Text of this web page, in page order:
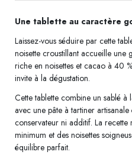
Une tablette au caractère
Laissez-vous séduire par cette
noisette croustillant accueille une
riche en noisettes et cacao à 40
invite à la dégustation.
Cette tablette combine un sablé
avec une pâte à tartiner
conservateur ni additif. La
minimum et des noisettes
équilibre parfait.